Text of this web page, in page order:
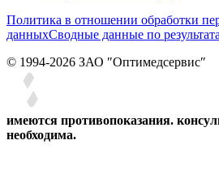
Политика в отношении обработки
данныхСводные данные по
© 1994-2026 ЗАО ″Оптимедсервис″
имеются противопоказания.
необходима.